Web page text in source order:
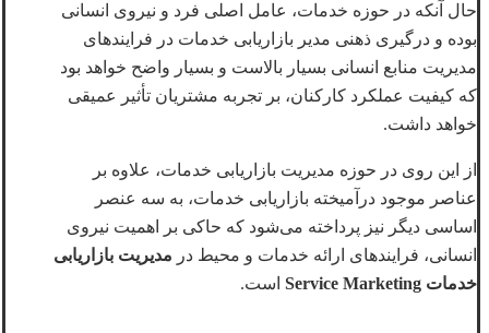
حال‌ آنکه در حوزه خدمات، عامل اصلی فرد و نیروی انسانی
بوده و درگیری ذهنی مدیر بازاریابی خدمات در فرایندهای
مدیریت منابع انسانی بسیار بالاست و بسیار واضح خواهد بود
که کیفیت عملکرد کارکنان، بر تجربه مشتریان تأثیر عمیقی
خواهد داشت.
از این‌ روی در حوزه مدیریت بازاریابی خدمات، علاوه بر
عناصر موجود درآمیخته بازاریابی خدمات، به سه عنصر
اساسی دیگر نیز پرداخته می‌شود که حاکی بر اهمیت نیروی
انسانی، فرایندهای ارائه خدمات و محیط در مدیریت بازاریابی
خدمات Service Marketing
است.